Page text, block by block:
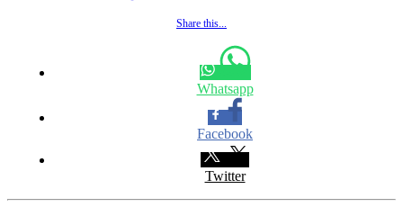
Share this...
Whatsapp
Facebook
Twitter